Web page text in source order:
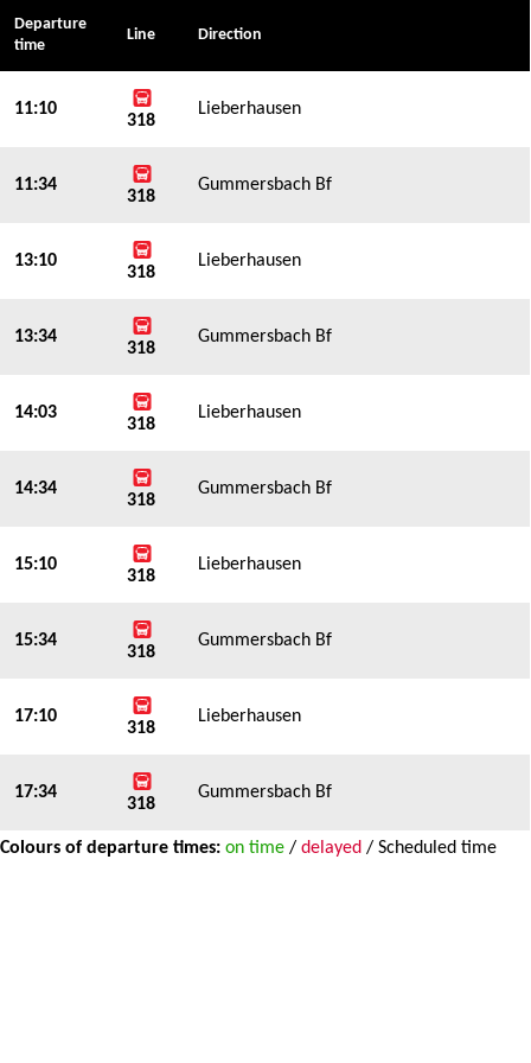
Departure
time
Line Direction
11:10
318
Lieberhausen
11:34
318
Gummersbach Bf
13:10
318
Lieberhausen
13:34
318
Gummersbach Bf
14:03
318
Lieberhausen
14:34
318
Gummersbach Bf
15:10
318
Lieberhausen
15:34
318
Gummersbach Bf
17:10
318
Lieberhausen
17:34
318
Gummersbach Bf
Colours of departure times: on time / delayed / Scheduled time